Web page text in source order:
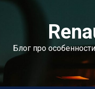
Перейти
содержимому
Блог про